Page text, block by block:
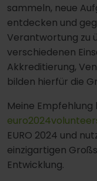
sammeln, neue
entdecken und
Verantwortung zu
verschiedenen
Akkreditierung,
bilden hierfür die
Meine
EURO 2024 und
einzigartigen
Entwicklung.